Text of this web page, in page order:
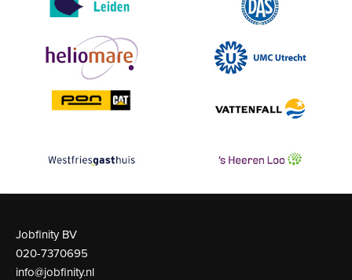
Jobfinity BV
020-7370695
info@jobfinity.nl